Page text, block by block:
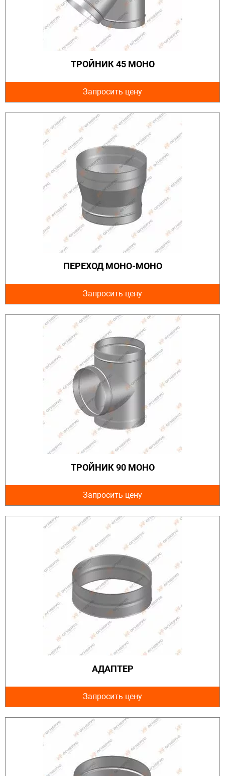
ТРОЙНИК 45 МОНО
Запросить цену
ПЕРЕХОД МОНО-МОНО
Запросить цену
ТРОЙНИК 90 МОНО
Запросить цену
АДАПТЕР
Запросить цену